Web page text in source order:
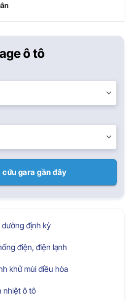
ô tô
cứu gara gần đây
dưỡng định kỳ
điện, điện lạnh
khử mùi điều hòa
nhiệt ô tô